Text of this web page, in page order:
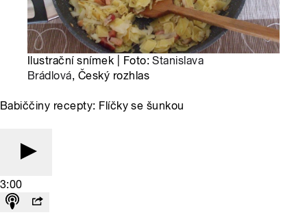
Ilustrační snímek | Foto:Stanislava
Brádlová, Český rozhlas
Babiččiny recepty: Flíčky se šunkou
3:00